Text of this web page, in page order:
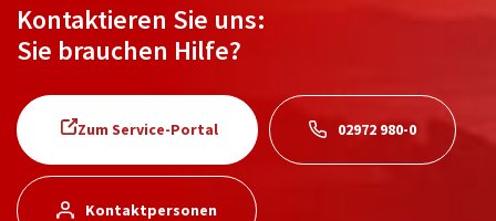
Kontaktieren Sie uns:
Sie brauchen Hilfe?
Zum Service-Portal 02972 980-0
Kontaktpersonen